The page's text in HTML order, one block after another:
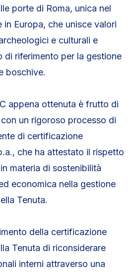
porte di Roma, unica nel
in Europa, che unisce valori
e culturali e
di riferimento per la gestione
boschive.
appena ottenuta è frutto di
un rigoroso processo di
di certificazione
che ha attestato il rispetto
materia di sostenibilità
economica nella gestione
Tenuta.
della certificazione
Tenuta di riconsiderare
interni attraverso una